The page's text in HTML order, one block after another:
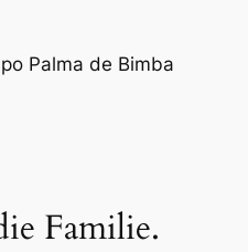
Palma de Bimba
Familie.